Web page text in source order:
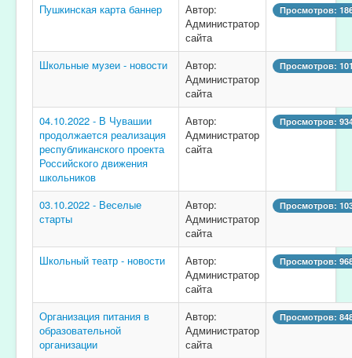
Пушкинская карта баннер
Автор:
Администратор
сайта
Просмотров:
Школьные музеи - новости
Автор:
Администратор
сайта
Просмотров:
04.10.2022 - В Чувашии
продолжается реализация
республиканского проекта
Российского движения
школьников
Автор:
Администратор
сайта
Просмотров:
03.10.2022 - Веселые
старты
Автор:
Администратор
сайта
Просмотров:
Школьный театр - новости
Автор:
Администратор
сайта
Просмотров:
Организация питания в
образовательной
организации
Автор:
Администратор
сайта
Просмотров: